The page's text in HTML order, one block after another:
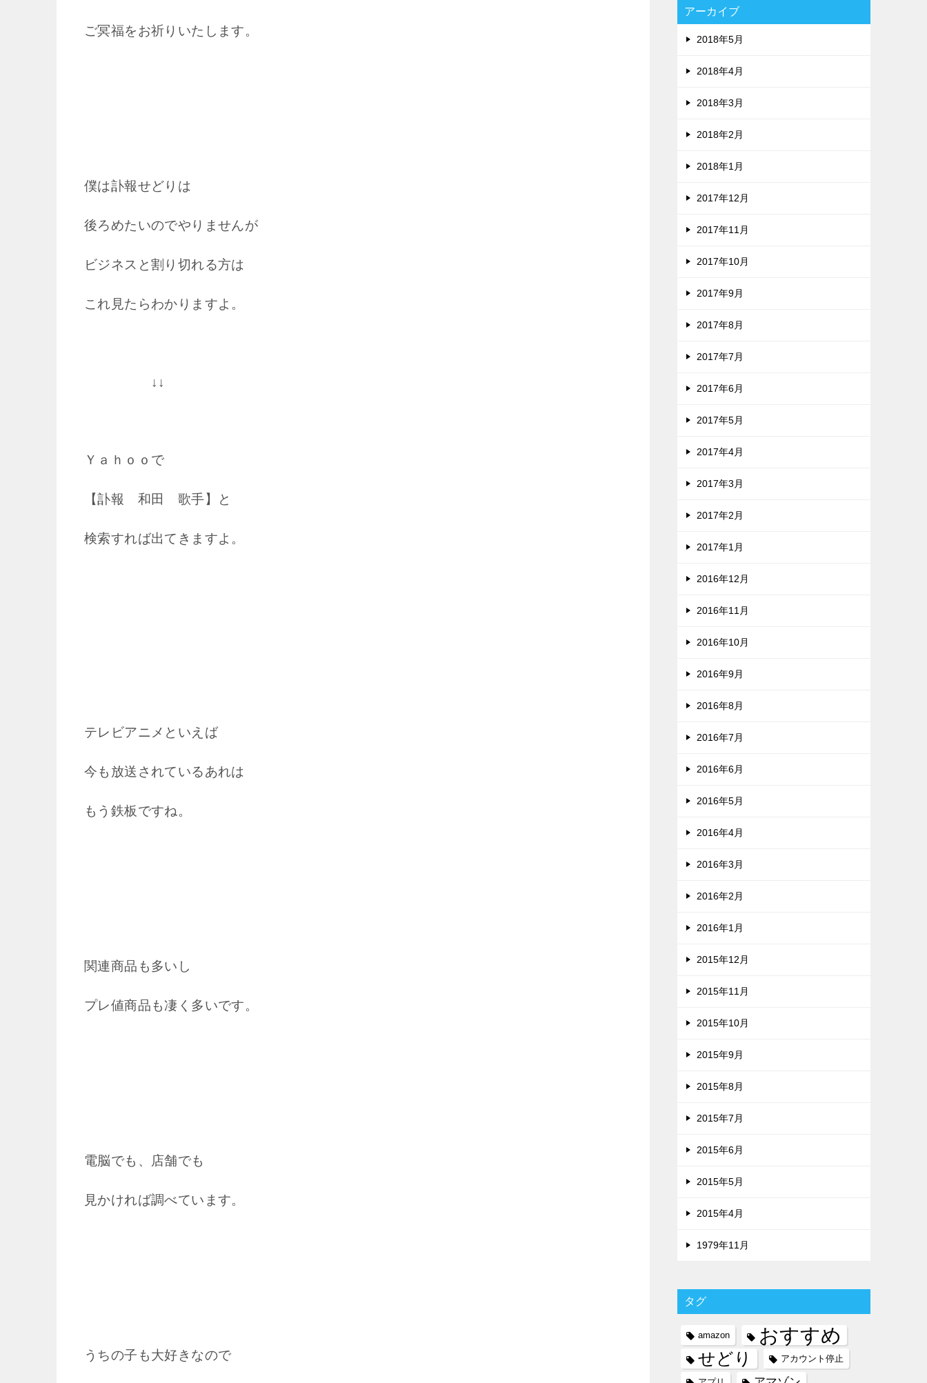
ご冥福をお祈りいたします。
僕は訃報せどりは
後ろめたいのでやりませんが
ビジネスと割り切れる方は
これ見たらわかりますよ。
↓↓
Ｙａｈｏｏで
【訃報 和田 歌手】と
検索すれば出てきますよ。
テレビアニメといえば
今も放送されているあれは
もう鉄板ですね。
関連商品も多いし
プレ値商品も凄く多いです。
電脳でも、店舗でも
見かければ調べています。
うちの子も大好きなので
アーカイブ
2018年5月
2018年4月
2018年3月
2018年2月
2018年1月
2017年12月
2017年11月
2017年10月
2017年9月
2017年8月
2017年7月
2017年6月
2017年5月
2017年4月
2017年3月
2017年2月
2017年1月
2016年12月
2016年11月
2016年10月
2016年9月
2016年8月
2016年7月
2016年6月
2016年5月
2016年4月
2016年3月
2016年2月
2016年1月
2015年12月
2015年11月
2015年10月
2015年9月
2015年8月
2015年7月
2015年6月
2015年5月
2015年4月
1979年11月
タグ
amazon おすすめ
せどり アカウント停止